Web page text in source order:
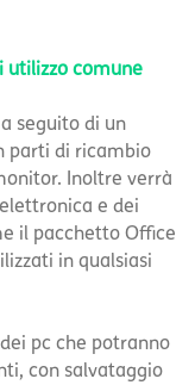
utilizzo comune
seguito di un
parti di ricambio
Inoltre verrà
e dei
il pacchetto Office
in qualsiasi
pc che potranno
con salvataggio